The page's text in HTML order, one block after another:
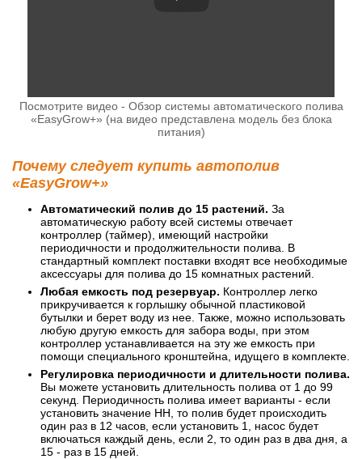
Посмотрите видео - Обзор системы автоматического полива
«EasyGrow+» (на видео представлена модель без блока
питания)
Почему следует купить автополив
«EasyGrow+»
Автоматический полив до 15 растений. За
автоматическую работу всей системы отвечает
контроллер (таймер), имеющий настройки
периодичности и продолжительности полива. В
стандартный комплект поставки входят все необходимые
аксессуары для полива до 15 комнатных растений.
Любая емкость под резервуар. Контроллер легко
прикручивается к горлышку обычной пластиковой
бутылки и берет воду из нее. Также, можно использовать
любую другую емкость для забора воды, при этом
контроллер устанавливается на эту же емкость при
помощи специального кронштейна, идущего в комплекте.
Регулировка периодичности и длительности полива.
Вы можете установить длительность полива от 1 до 99
секунд. Периодичность полива имеет варианты - если
установить значение HH, то полив будет происходить
один раз в 12 часов, если установить 1, насос будет
включаться каждый день, если 2, то один раз в два дня, а
15 - раз в 15 дней.